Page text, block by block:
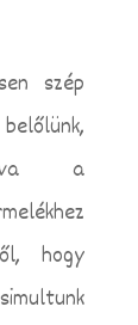
szép
a
hogy